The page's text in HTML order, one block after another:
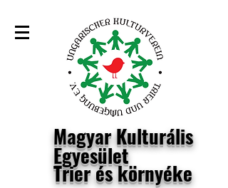
Magyar Kulturális
Egyesület
Trier és környéke